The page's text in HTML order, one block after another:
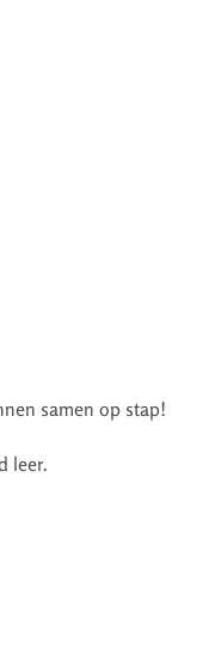
samen op stap!
leer.